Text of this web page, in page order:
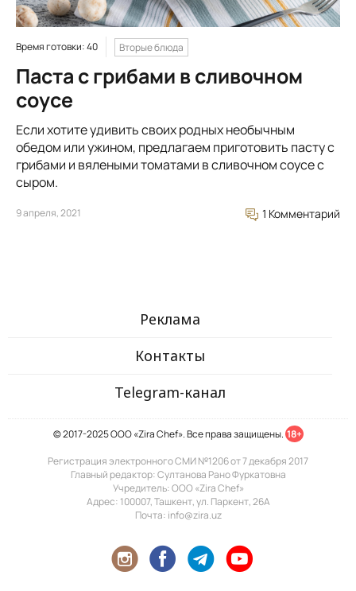
Время готовки: 40 Вторые блюда
Паста с грибами в сливочном
соусе
Если хотите удивить своих родных необычным
обедом или ужином, предлагаем приготовить пасту с
грибами и вялеными томатами в сливочном соусе с
сыром.
9 апреля, 2021 1 Комментарий
Реклама
Контакты
Telegram-канал
© 2017-2025 ООО «Zira Chef». Все права защищены. 18+
Регистрация электронного СМИ №1206 от 7 декабря 2017
Главный редактор: Султанова Рано Фуркатовна
Учредитель: ООО «Zira Chef»
Адрес: 100007, Ташкент, ул. Паркент, 26А
Почта: info@zira.uz